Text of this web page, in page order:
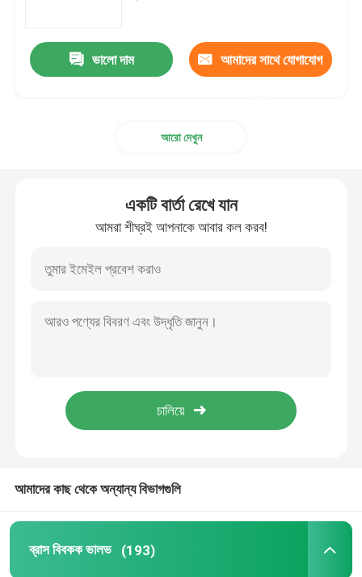
ব্রাস গ্যাস ভালভ
ভালো দাম আমাদের সাথে যোগাযোগ
আরো দেখুন
একটি বার্তা রেখে যান
আমরা শীঘ্রই আপনাকে আবার কল করব!
আমাদের কাছ থেকে অন্যান্য বিভাগগুলি
ব্রাস বিবকক ভালভ (193)